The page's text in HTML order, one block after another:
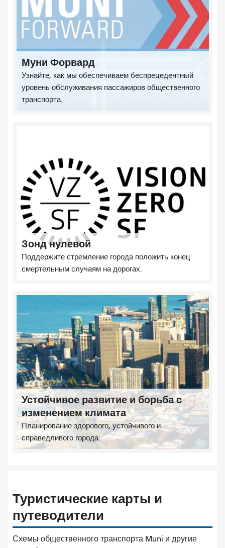
Муни Форвард
Узнайте, как мы обеспечиваем беспрецедентный
уровень обслуживания пассажиров общественного
транспорта.
Зонд нулевой
Поддержите стремление города положить конец
смертельным случаям на дорогах.
Устойчивое развитие и борьба с
изменением климата
Планирование здорового, устойчивого и
справедливого города
Туристические карты и
путеводители
Схемы общественного транспорта Muni и другие